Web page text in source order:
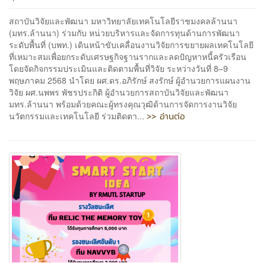
สถาบันวิจัยและพัฒนา มหาวิทยาลัยเทคโนโลยีราชมงคลล้านนา
(มทร.ล้านนา) ร่วมกับ หน่วยบริหารและจัดการทุนด้านการพัฒนา
ระดับพื้นที่ (บพท.) เดินหน้าขับเคลื่อนงานวิจัยการขยายผลเทคโนโลยี
ที่เหมาะสมเพื่อยกระดับเศรษฐกิจฐานรากและลดปัญหาหนี้ครัวเรือน
โดยจัดกิจกรรมประเมินและติดตามพื้นที่วิจัย ระหว่างวันที่ 8–9
พฤษภาคม 2568 นำโดย ผศ.ดร.อภิรักษ์ สงรักษ์ ผู้อำนวยการแผนงาน
วิจัย ผศ.นพพร พัชรประกิติ ผู้อำนวยการสถาบันวิจัยและพัฒนา
มทร.ล้านนา พร้อมด้วยคณะผู้ทรงคุณวุฒิด้านการจัดการงานวิจัย
นวัตกรรมและเทคโนโลยี ร่วมติดตา... >> อ่านต่อ